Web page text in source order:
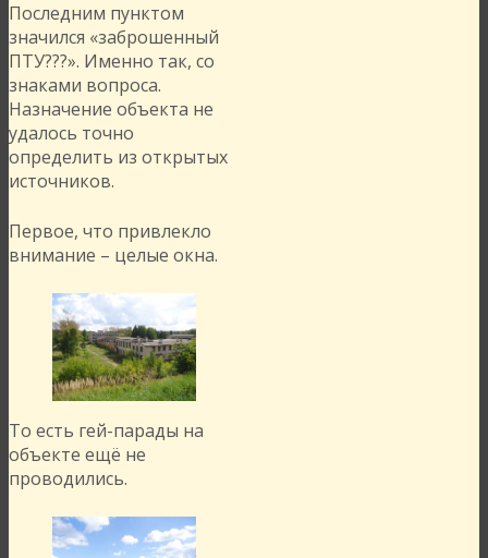
Последним пунктом
значился «заброшенный
ПТУ???». Именно так, со
знаками вопроса.
Назначение объекта не
удалось точно
определить из открытых
источников.
Первое, что привлекло
внимание – целые окна.
То есть гей-парады на
объекте ещё не
проводились.